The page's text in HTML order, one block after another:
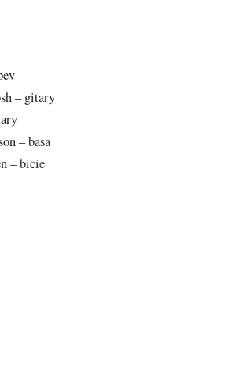
– gitary
– basa
– bicie